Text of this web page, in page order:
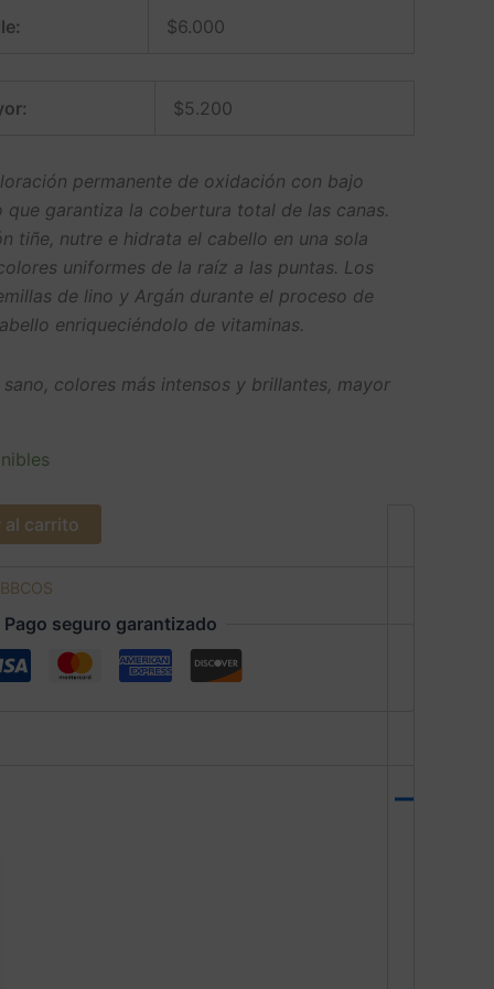
$6.000
$5.200
permanente de oxidación con bajo
garantiza la cobertura total de las canas.
tiñe, nutre e hidrata el cabello en una sola
uniformes de la raíz a las puntas. Los
de lino y Argán durante el proceso de
enriqueciéndolo de vitaminas.
colores más intensos y brillantes, mayor
al carrito
BBCOS
Pago seguro garantizado